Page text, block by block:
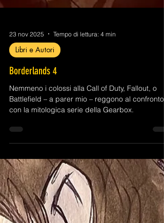
23 nov 2025 Tempo di lettura: 4 min
Libri e Autori
Borderlands 4
Battlefield – a parer mio – reggono al confronto
con la mitologica serie della Gearbox.